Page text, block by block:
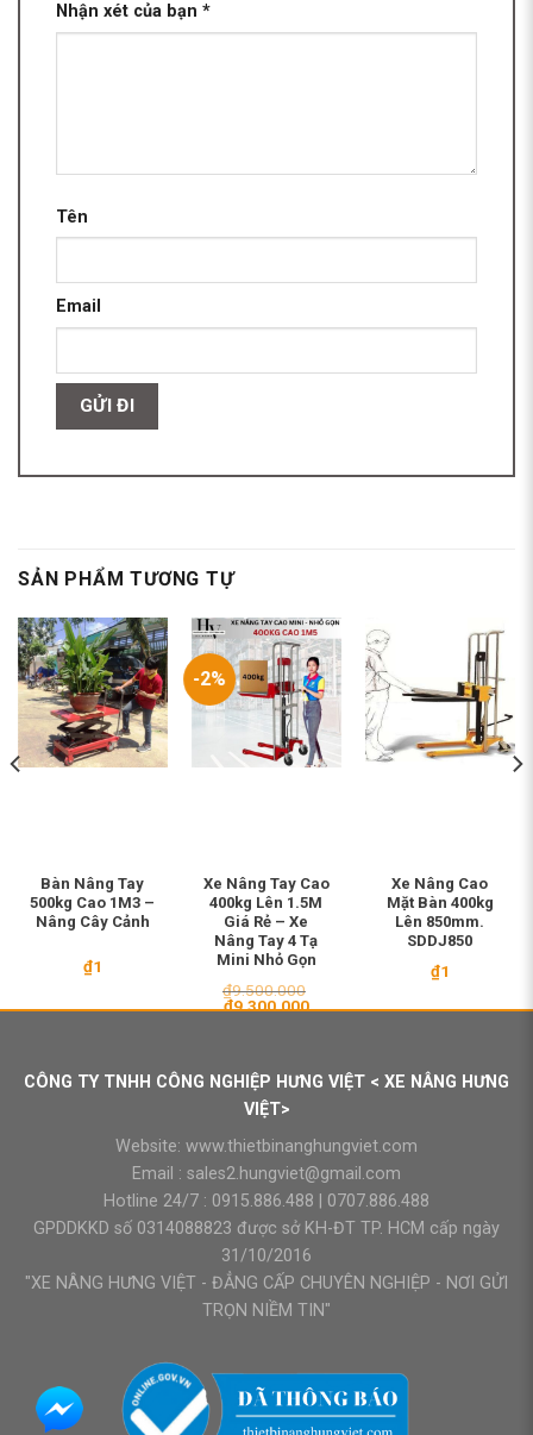
Nhận xét của bạn *
Tên
Email
SẢN PHẨM TƯƠNG TỰ
Bàn Nâng Tay
500kg Cao 1M3 –
Nâng Cây Cảnh
₫1
-2%
Xe Nâng Tay Cao
400kg Lên 1.5M
Giá Rẻ – Xe
Nâng Tay 4 Tạ
Mini Nhỏ Gọn
₫9.500.000
Giá
₫9.300.000Giá
Xe Nâng Cao
Mặt Bàn 400kg
Lên 850mm.
SDDJ850
₫1
CÔNG TY TNHH CÔNG NGHIỆP HƯNG VIỆT < XE NÂNG HƯNG
VIỆT>
Website: www.thietbinanghungviet.com
Email : sales2.hungviet@gmail.com
Hotline 24/7 : 0915.886.488
0707.886.488
GPDDKKD số 0314088823 được sở KH-ĐT TP. HCM cấp ngày
31/10/2016
"XE NÂNG HƯNG VIỆT - ĐẲNG CẤP CHUYÊN NGHIỆP - NƠI GỬI
TRỌN NIỀM TIN"